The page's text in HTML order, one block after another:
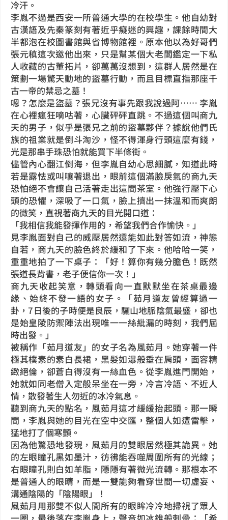
冷汗。
李胤不過是西安一所普通大學的在校學生。他自幼對
古漢語及先秦篆刻有著近乎癡迷的興趣，課餘時間大
半都泡在校圖書館與省博物館裡。原本他以為好哥們
張元稹這次邀他出來，只是幫某個大老闆鑑定一下私
人收藏的古董拓片，卻萬萬沒想到，這群人居然是在
策劃一場驚天動地的盜墓行動，而且目標直指那座千
古一帝的禁忌之墓！
嗯？怎麼是盜墓？張兄沒有事先跟我說過阿…… 李胤
在心裡瘋狂嘀咕著，心臟砰砰直跳。不過這個叫商九
天的男子，似乎是張兄之前的盜墓夥伴？據說他們氏
族的祖業就是倒斗淘沙，怪不得渾身行頭這麼有錢，
光是那串手珠恐怕就能買下半條街。
儘管內心翻江倒海，但李胤自幼心思細膩，知道此時
若是露怯或叫嚷著退出，眼前這個滿臉戾氣的商九天
恐怕絕不會讓自己活著走出這間茶室。他強行壓下心
頭的恐懼，深吸了一口氣，臉上擠出一抹溫和而爽朗
的微笑，直視著商九天的目光開口道：
「我相信我能發揮作用的，希望我們合作愉快。」
見李胤面對自己的威壓居然還能如此對答如流，神態
自若，商九天的臉色終於緩和了下來。他哈哈一笑，
重重地拍了一下桌子：「好！算你有幾分膽色！既然
張道長背書，老子便信你一次！」
商九天收起笑意，轉頭看向一直默默坐在茶桌最邊
緣、始終不發一語的女子。「茹月道友曾經算過一
卦，7日後的子時便是良辰，驪山地脈陰氣最盛，卻也
是始皇陵防禦陣法出現唯一一絲紕漏的時刻，我們屆
時出發。」
被稱作「茹月道友」的女子名為風茹月。她穿著一件
極其樸素的素白長裙，黑髮如瀑般垂在肩頭，面容精
緻絕倫，卻蒼白得沒有一絲血色。從李胤進門開始，
她就如同老僧入定般呆坐在一旁，冷言冷語、不近人
情，散發著生人勿近的冰冷氣息。
聽到商九天的點名，風茹月這才緩緩抬起頭。那一瞬
間，李胤與她的目光在空中交匯，整個人如遭雷擊，
猛地打了個寒顫。
因為他驚恐地發現，風茹月的雙眼居然極其詭異。她
的左眼瞳孔黑如墨汁，彷彿能吞噬周圍所有的光線；
右眼瞳孔則白如羊脂，隱隱有著微光流轉。那根本不
是普通人的眼睛，而是一雙能夠看穿世間一切虛妄、
溝通陰陽的「陰陽眼」！
風茹月用那雙不似人間所有的眼眸冷冷地掃視了眾人